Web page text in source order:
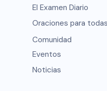
El Examen Diario
Oraciones para
Comunidad
Eventos
Noticias